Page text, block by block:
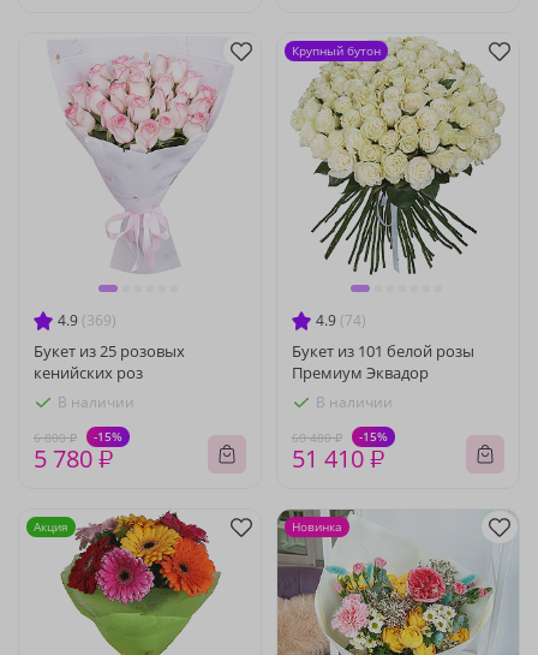
4.9 (369)
Букет из 25 розовых
кенийских роз
В наличии
6 800 ₽ -15%
5 780 ₽
4.9 (74)
Букет из 101 белой розы
Премиум Эквадор
В наличии
60 480 ₽ -15%
51 410 ₽
Крупный бутон
Акция Новинка